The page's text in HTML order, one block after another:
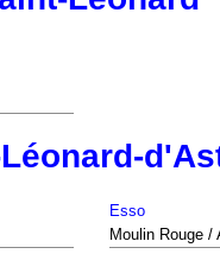
Esso
Moulin Rouge /